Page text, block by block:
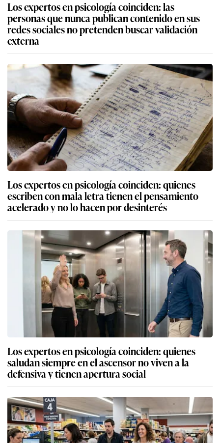
Los expertos en psicología coinciden: las
personas que nunca publican contenido en sus
redes sociales no pretenden buscar validación
externa
Los expertos en psicología coinciden: quienes
escriben con mala letra tienen el pensamiento
acelerado y no lo hacen por desinterés
Los expertos en psicología coinciden: quienes
saludan siempre en el ascensor no viven a la
defensiva y tienen apertura social